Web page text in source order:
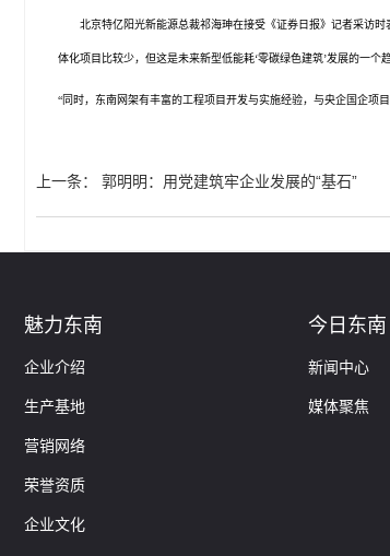
北京特亿阳光新能源总裁祁海珅在接受《证券日报》记者采访时
体化项目比较少，但这是未来新型低能耗‘零碳绿色建筑’发展的一个
“同时，东南网架有丰富的工程项目开发与实施经验，与央企国企项
上一条： 郭明明：用党建筑牢企业发展的“基石”
魅力东南
企业介绍
生产基地
营销网络
荣誉资质
企业文化
今日东南
新闻中心
媒体聚焦